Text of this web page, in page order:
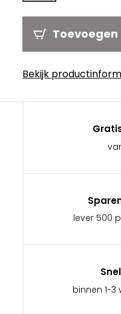
Bekijk
lever 500
binnen 1-3